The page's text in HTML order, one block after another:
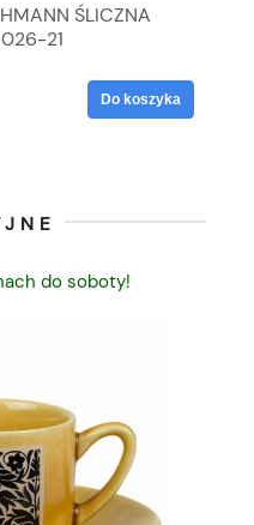
ŚLICZNA
026-21
Do koszyka
do soboty!